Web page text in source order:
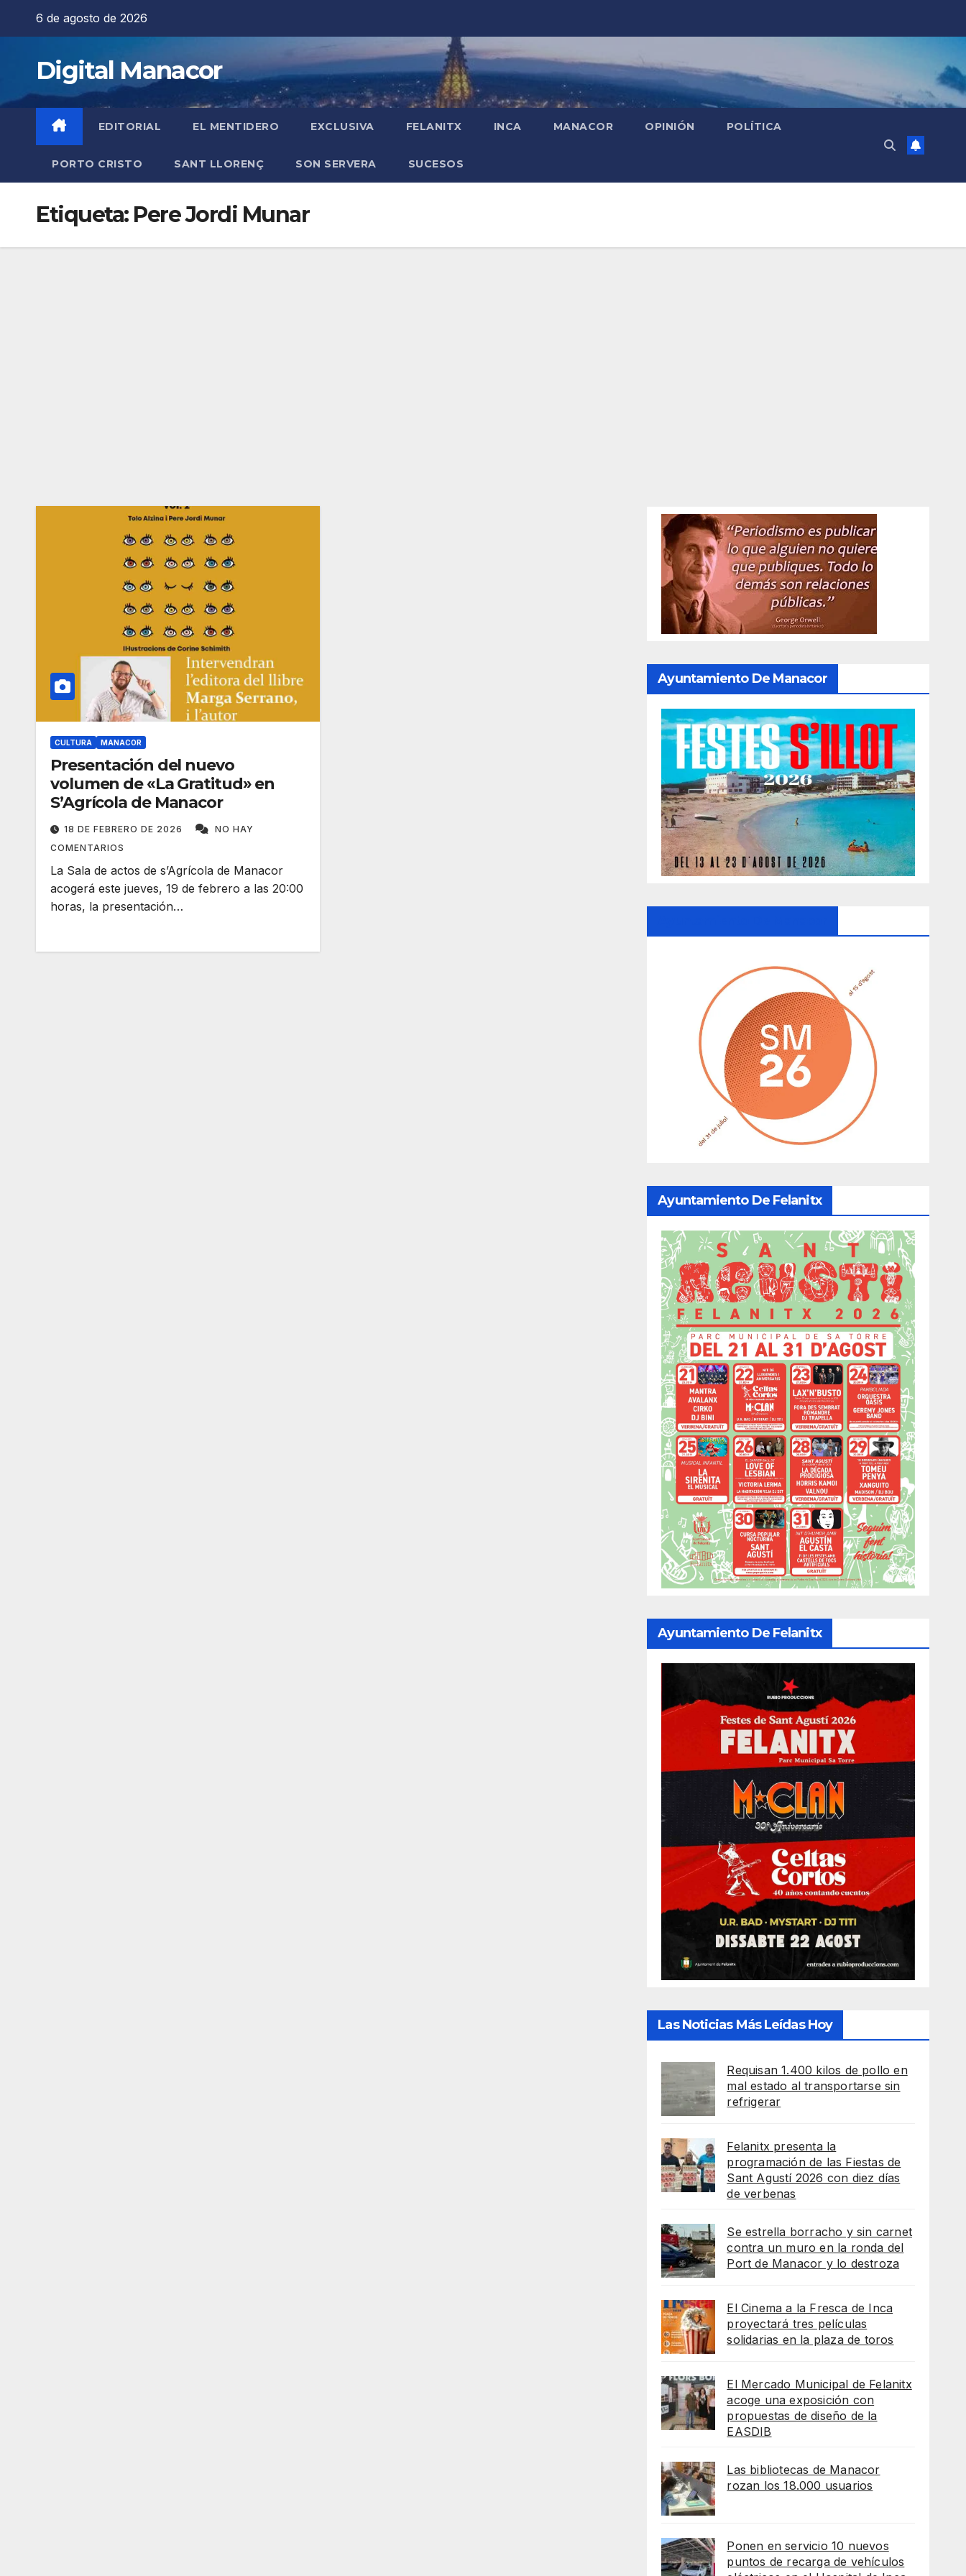
6 de agosto de 2026
Digital Manacor
EDITORIAL EL MENTIDERO EXCLUSIVA FELANITX INCA MANACOR OPINIÓN POLÍTICA
PORTO CRISTO SANT LLORENÇ SON SERVERA SUCESOS
Etiqueta: Pere Jordi Munar
CULTURA MANACOR
Presentación del nuevo
volumen de «La Gratitud» en
S’Agrícola de Manacor
18 DE FEBRERO DE 2026
NO HAY
COMENTARIOS
La Sala de actos de s’Agrícola de Manacor
acogerá este jueves, 19 de febrero a las 20:00
horas, la presentación…
Ayuntamiento De Manacor
Ayuntamiento De Felanitx
Ayuntamiento De Felanitx
Las Noticias Más Leídas Hoy
Requisan 1.400 kilos de pollo en
mal estado al transportarse sin
refrigerar
Felanitx presenta la
programación de las Fiestas de
Sant Agustí 2026 con diez días
de verbenas
Se estrella borracho y sin carnet
contra un muro en la ronda del
Port de Manacor y lo destroza
El Cinema a la Fresca de Inca
proyectará tres películas
solidarias en la plaza de toros
El Mercado Municipal de Felanitx
acoge una exposición con
propuestas de diseño de la
EASDIB
Las bibliotecas de Manacor
rozan los 18.000 usuarios
Ponen en servicio 10 nuevos
puntos de recarga de vehículos